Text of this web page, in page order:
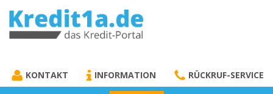
KREDIT1A.DE
KONTAKT INFORMATION RÜCKRUF-SERVICE